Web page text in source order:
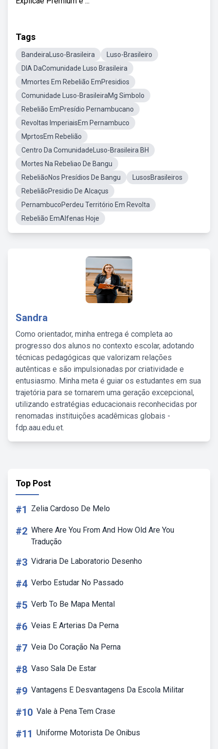
Tags
BandeiraLuso-Brasileira
Luso-Brasileiro
DIA DaComunidade Luso Brasileira
Mmortes Em Rebelião EmPresidios
Comunidade Luso-BrasileiraMg Simbolo
Rebelião EmPresídio Pernambucano
Revoltas ImperiaisEm Pernambuco
MprtosEm Rebelião
Centro Da ComunidadeLuso-Brasileira BH
Mortes Na Rebeliao De Bangu
RebeliãoNos Presídios De Bangu
LusosBrasileiros
RebeliãoPresidio De Alcaçus
PernambucoPerdeu Território Em Revolta
Rebelião EmAlfenas Hoje
Sandra
Como orientador, minha entrega é completa ao
progresso dos alunos no contexto escolar, adotando
técnicas pedagógicas que valorizam relações
autênticas e são impulsionadas por criatividade e
entusiasmo. Minha meta é guiar os estudantes em sua
trajetória para se tornarem uma geração excepcional,
utilizando estratégias educacionais reconhecidas por
renomadas instituições acadêmicas globais -
fdp.aau.edu.et.
Top Post
#1 Zelia Cardoso De Melo
#2 Where Are You From And How Old Are You
Tradução
#3 Vidraria De Laboratorio Desenho
#4 Verbo Estudar No Passado
#5 Verb To Be Mapa Mental
#6 Veias E Arterias Da Perna
#7 Veia Do Coração Na Perna
#8 Vaso Sala De Estar
#9 Vantagens E Desvantagens Da Escola Militar
#10 Vale à Pena Tem Crase
#11 Uniforme Motorista De Onibus